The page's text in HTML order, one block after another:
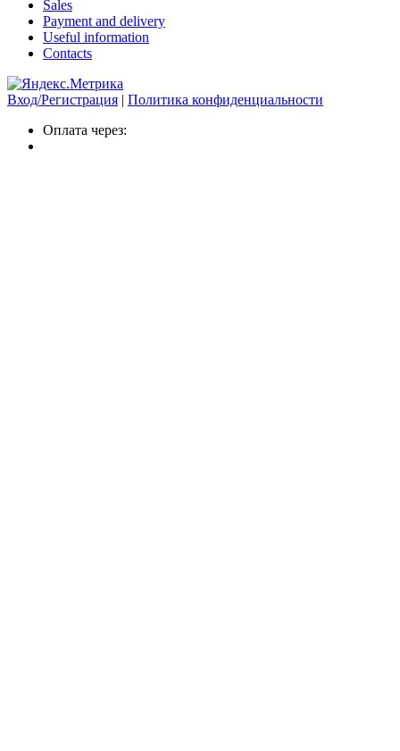
Sales
Payment and delivery
Useful information
Contacts
Вход/Регистрация | Политика конфиденциальности
Оплата через: